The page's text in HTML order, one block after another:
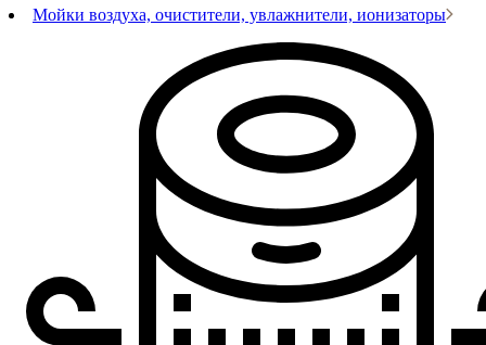
Мойки воздуха, очистители, увлажнители, ионизаторы